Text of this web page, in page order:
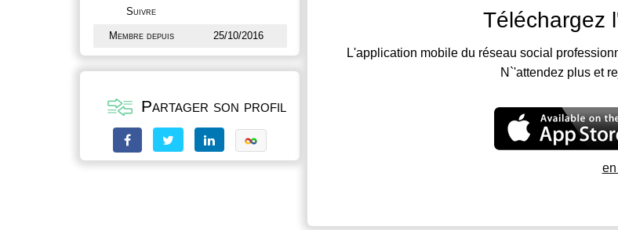
Suivre
Membre depuis 25/10/2016
Partager son profil
Téléchargez
L'application mobile du réseau social
N`'attendez plus et